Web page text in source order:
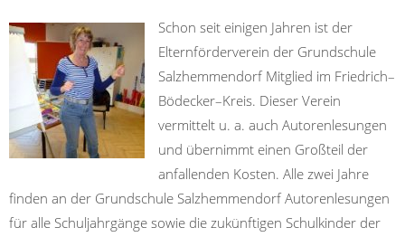
Schon seit einigen Jahren ist der
Elternförderverein der Grundschule
Salzhemmendorf Mitglied im Friedrich–
Bödecker–Kreis. Dieser Verein
vermittelt u. a. auch Autorenlesungen
und übernimmt einen Großteil der
anfallenden Kosten. Alle zwei Jahre
finden an der Grundschule Salzhemmendorf Autorenlesungen
für alle Schuljahrgänge sowie die zukünftigen Schulkinder der